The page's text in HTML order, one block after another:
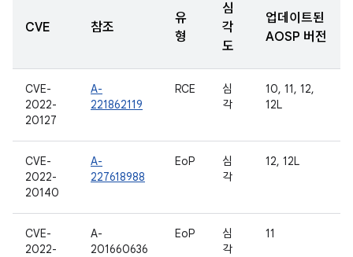
CVE 참조
유
형
심
각
도
업데이트된
AOSP 버전
CVE-
2022-
20127
A-
221862119
RCE
심
각
10, 11, 12,
12L
CVE-
2022-
20140
A-
227618988
EoP
심
각
12, 12L
CVE-
2022-
A-
201660636
EoP
심
각
11